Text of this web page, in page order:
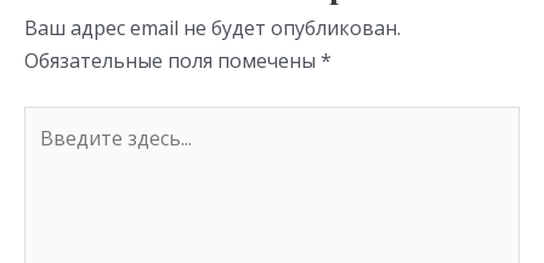
ki
Ваш адрес email не будет опубликован.
Обязательные поля помечены *
здесь...